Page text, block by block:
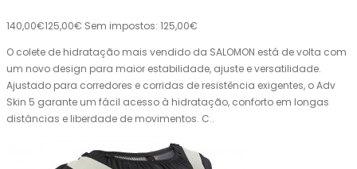
140,00€125,00€ Sem impostos: 125,00€
O colete de hidratação mais vendido da SALOMON está de volta com
um novo design para maior estabilidade, ajuste e versatilidade.
Ajustado para corredores e corridas de resistência exigentes, o Adv
Skin 5 garante um fácil acesso à hidratação, conforto em longas
distâncias e liberdade de movimentos. C..